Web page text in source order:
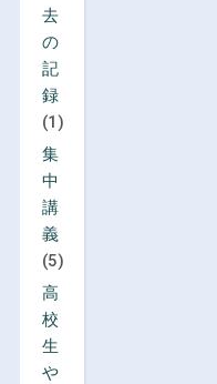
去
の
記
録
(1)
集
中
講
義
(5)
高
校
生
や